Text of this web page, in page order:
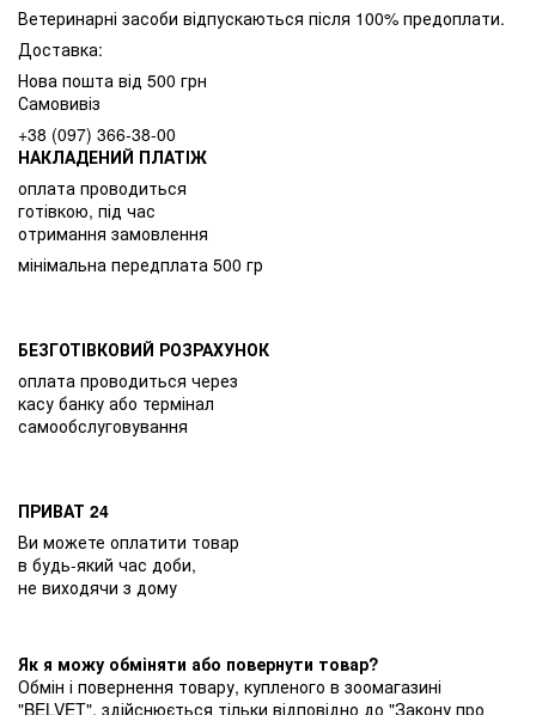
Ветеринарні засоби відпускаються після 100% предоплати.
Доставка:
Нова пошта від 500 грн
Самовивіз
+38 (097) 366-38-00
НАКЛАДЕНИЙ ПЛАТІЖ
оплата проводиться
готівкою, під час
отримання замовлення
мінімальна передплата 500 гр
БЕЗГОТІВКОВИЙ РОЗРАХУНОК
оплата проводиться через
касу банку або термінал
самообслуговування
ПРИВАТ 24
Ви можете оплатити товар
в будь-який час доби,
не виходячи з дому
Як я можу обміняти або повернути товар?
Обмін і повернення товару, купленого в зоомагазині
"BELVET", здійснюється тільки відповідно до "Закону про